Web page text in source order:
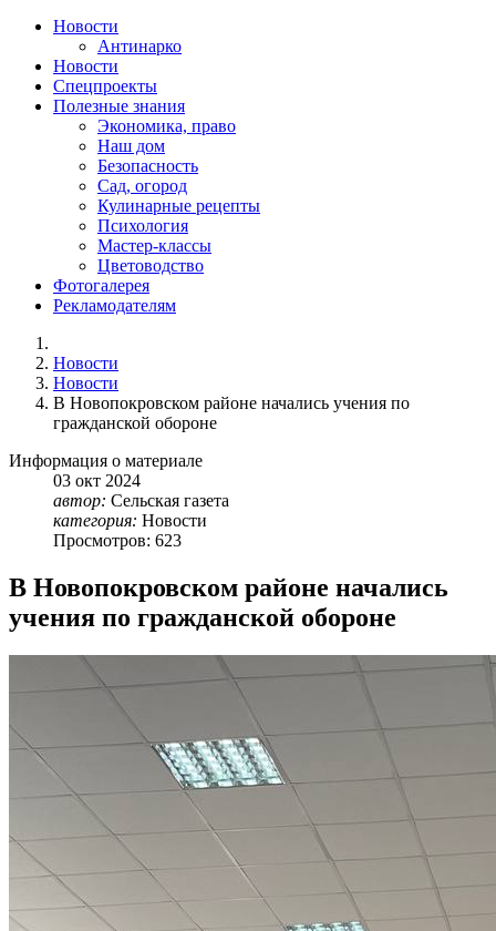
Новости
Антинарко
Новости
Спецпроекты
Полезные знания
Экономика, право
Наш дом
Безопасность
Сад, огород
Кулинарные рецепты
Психология
Мастер-классы
Цветоводство
Фотогалерея
Рекламодателям
Новости
Новости
В Новопокровском районе начались учения по
гражданской обороне
Информация о материале
03 окт 2024
автор: Сельская газета
категория: Новости
Просмотров: 623
В Новопокровском районе начались
учения по гражданской обороне